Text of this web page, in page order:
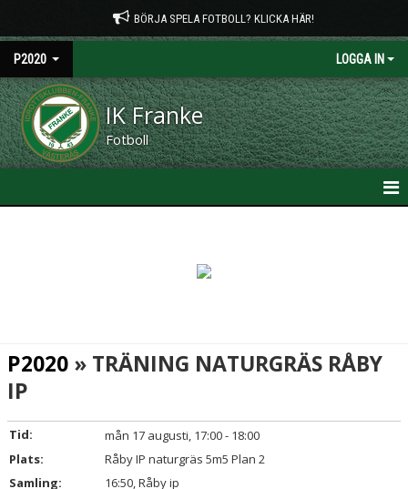
BÖRJA SPELA FOTBOLL? KLICKA HÄR!
P2020 LOGGA IN
IK Franke
Fotboll
TRUPPEN
BILDGALLERI
DOKUMENT
P2020 » TRÄNING NATURGRÄS RÅBY
IP
Tid:
mån 17 augusti, 17:00 - 18:00
Plats:
Råby IP naturgräs 5m5 Plan 2
Samling:
16:50, Råby ip